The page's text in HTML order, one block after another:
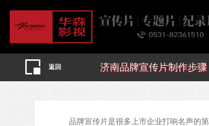
返回 济南品牌宣传片制作步骤
品牌宣传片是很多上市企业打响名声的第